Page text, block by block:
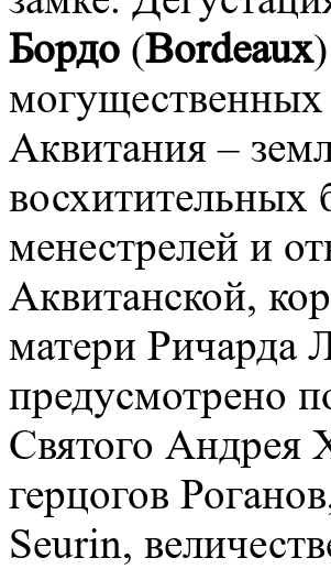
Бордо (Bordeaux
могущественных
Аквитания –
восхитительных
менестрелей и
Аквитанской,
матери Ричарда
предусмотрено
Святого Андрея
герцогов
Seurin,